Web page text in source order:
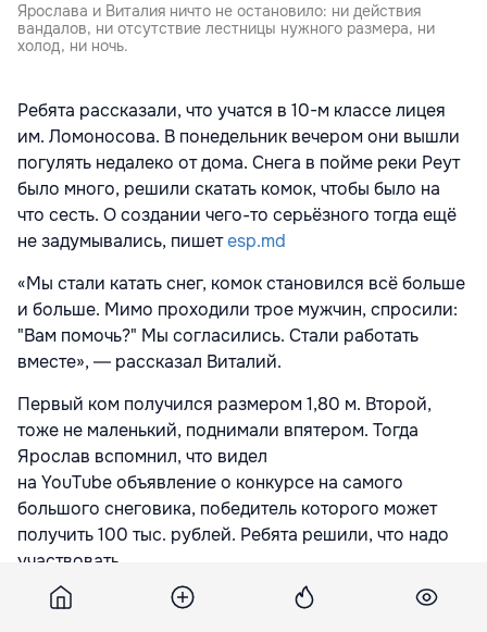
Ярослава и Виталия ничто не остановило: ни действия
вандалов, ни отсутствие лестницы нужного размера, ни
холод, ни ночь.
Ребята рассказали, что учатся в 10-м классе лицея
им. Ломоносова. В понедельник вечером они вышли
погулять недалеко от дома. Снега в пойме реки Реут
было много, решили скатать комок, чтобы было на
что сесть. О создании чего-то серьёзного тогда ещё
не задумывались, пишетesp.md
«Мы стали катать снег, комок становился всё больше
и больше. Мимо проходили трое мужчин, спросили:
"Вам помочь?" Мы согласились. Стали работать
вместе», ― рассказал Виталий.
Первый ком получился размером 1,80 м. Второй,
тоже не маленький, поднимали впятером. Тогда
Ярослав вспомнил, что видел
на YouTube объявление о конкурсе на самого
большого снеговика, победитель которого может
получить 100 тыс. рублей. Ребята решили, что надо
участвовать.
Ярослав сбегал домой за лестницей и лопатой.